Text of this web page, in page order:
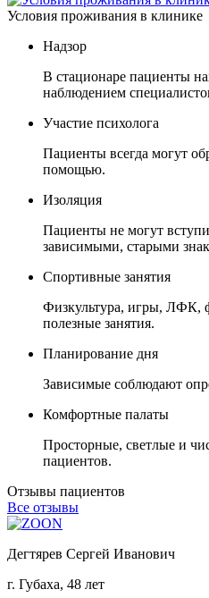
Условия проживания в клинике
Надзор
В стационаре пациенты
наблюдением
Участие психолога
Пациенты всегда могут
помощью.
Изоляция
Пациенты не могут
зависимыми, старыми
Спортивные занятия
Физкультура, игры, ЛФК,
полезные занятия.
Планирование дня
Зависимые соблюдают
Комфортные палаты
Просторные, светлые и
пациентов.
Отзывы пациентов
Все отзывы
Дегтярев Сергей Иванович
г. Губаха, 48 лет